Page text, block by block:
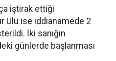
iştirak ettiği
Ulu ise iddianamede 2
İki sanığın
günlerde başlanması